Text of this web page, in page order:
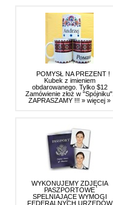
POMYSŁ NA PREZENT !
Kubek z imieniem
obdarowanego. Tylko $12
Zamówienie złoż w "Spójniku".
ZAPRASZAMY !!! » więcej »
WYKONUJEMY ZDJĘCIA
PASZPORTOWE
SPELNIAJĄCE WYMOGI
FEDERALNYCH URZĘDÓW